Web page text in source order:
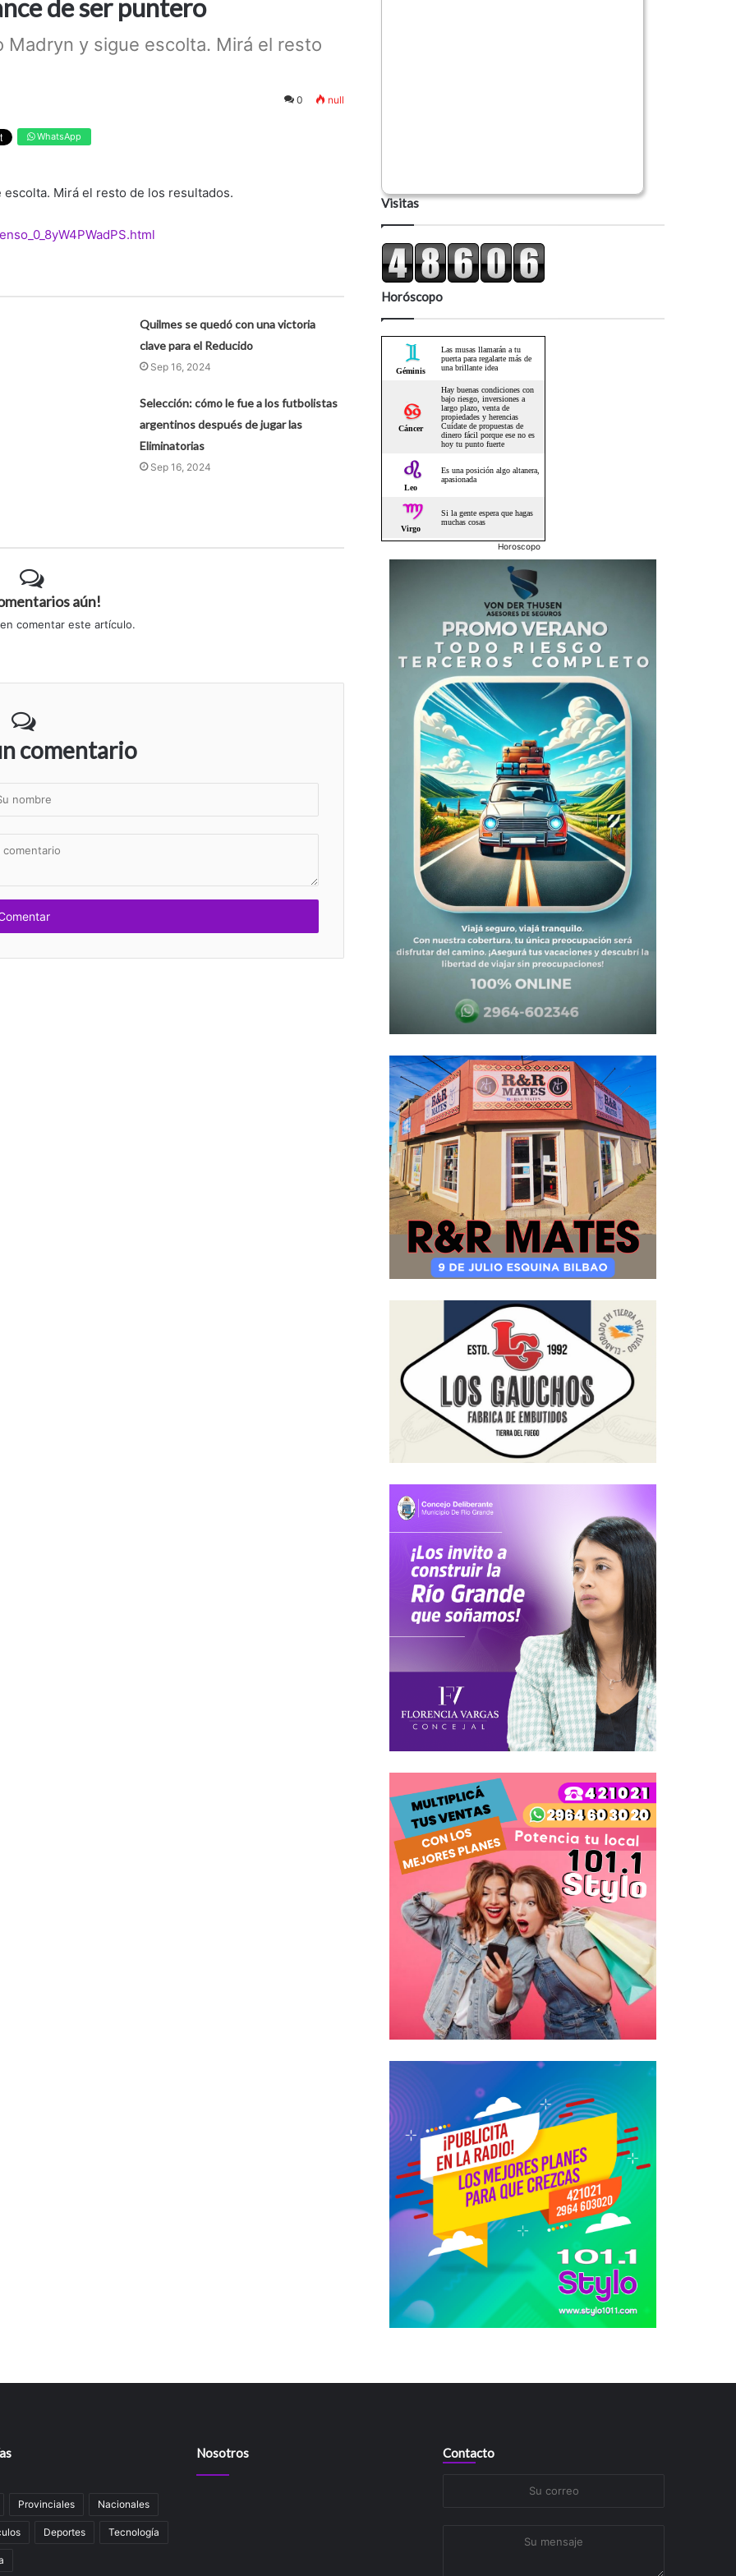
de ser puntero
y sigue escolta. Mirá el resto
0 null
WhatsApp
Mirá el resto de los resultados.
Quilmes se quedó con una victoria
clave para el Reducido
Sep 16, 2024
Selección: cómo le fue a los futbolistas
argentinos después de jugar las
Eliminatorias
Sep 16, 2024
aún!
comentar este artículo.
comentario
Visitas
Horóscopo
Horoscopo
Provinciales Nacionales
Deportes Tecnología
Nosotros Contacto